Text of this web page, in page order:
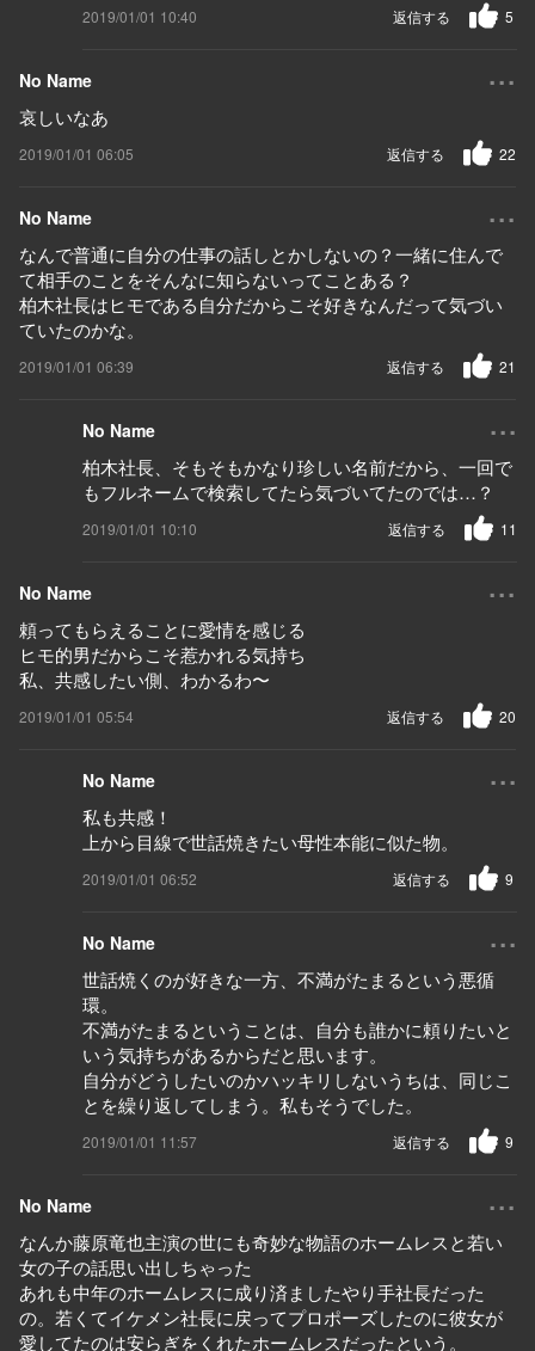
2019/01/01 10:40 5
返信する
No Name ...
哀しいなあ
2019/01/01 06:05 22
返信する
No Name ...
なんで普通に自分の仕事の話しとかしないの？一緒に住んで
て相手のことをそんなに知らないってことある？
柏木社長はヒモである自分だからこそ好きなんだって気づい
ていたのかな。
2019/01/01 06:39 21
返信する
No Name ...
柏木社長、そもそもかなり珍しい名前だから、一回で
もフルネームで検索してたら気づいてたのでは…？
2019/01/01 10:10 11
返信する
No Name ...
頼ってもらえることに愛情を感じる
ヒモ的男だからこそ惹かれる気持ち
私、共感したい側、わかるわ〜
2019/01/01 05:54 20
返信する
No Name ...
私も共感！
上から目線で世話焼きたい母性本能に似た物。
2019/01/01 06:52 9
返信する
No Name ...
世話焼くのが好きな一方、不満がたまるという悪循
環。
不満がたまるということは、自分も誰かに頼りたいと
いう気持ちがあるからだと思います。
自分がどうしたいのかハッキリしないうちは、同じこ
とを繰り返してしまう。私もそうでした。
2019/01/01 11:57 9
返信する
No Name ...
なんか藤原竜也主演の世にも奇妙な物語のホームレスと若い
女の子の話思い出しちゃった
あれも中年のホームレスに成り済ましたやり手社長だった
の。若くてイケメン社長に戻ってプロポーズしたのに彼女が
愛してたのは安らぎをくれたホームレスだったという。